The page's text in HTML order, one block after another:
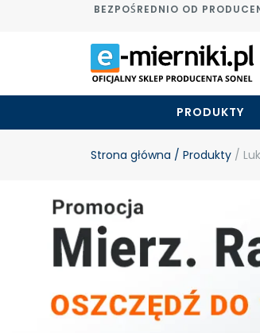
BEZPOŚREDNIO OD
PRODUKTY
Strona główna / Produkty /